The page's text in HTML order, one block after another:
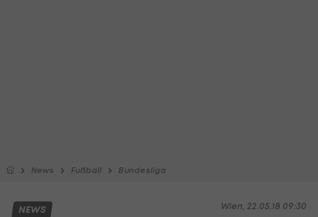
News Fußball Bundesliga
Wien, 22.05.18 09:30
NEWS